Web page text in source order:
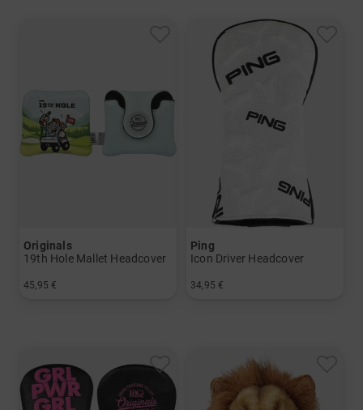
Originals
19th Hole Mallet Headcover
45,95 €
Ping
Icon Driver Headcover
34,95 €